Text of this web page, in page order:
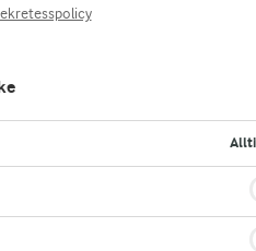
Yoggi mini utan
Mini Samoa är lyxigt krämig
IN FÖR ATT HANDLA
den här produkten?Läs mer här